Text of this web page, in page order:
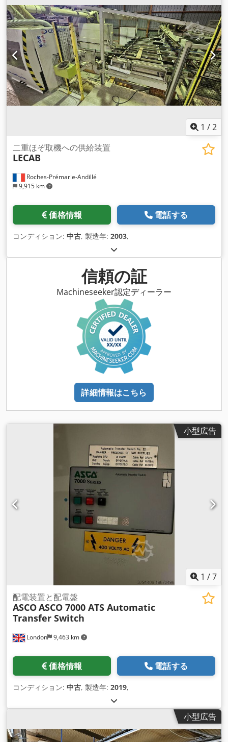
1 /2
Roches-Prémarie-Andillé
9,915 km
二重ほぞ取機への供給装置
LECAB
価格情報 電話する
コンディション: 中古, 製造年: 2003,
信頼の証
Machineseeker認定ディーラー
詳細情報はこちら
小型広告
1 /7
London 9,463 km
配電装置と配電盤
ASCOASCO 7000 ATS Automatic
Transfer Switch
価格情報 電話する
コンディション: 中古, 製造年: 2019,
小型広告